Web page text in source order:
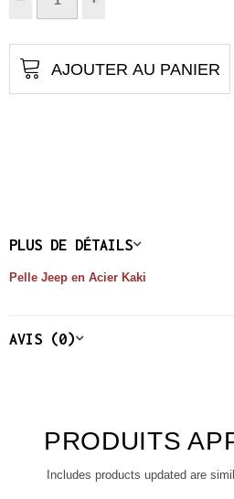
AJOUTER AU PANIER
PLUS DE DÉTAILS
Pelle Jeep en Acier Kaki
AVIS (0)
PRODUITS
Includes products updated are